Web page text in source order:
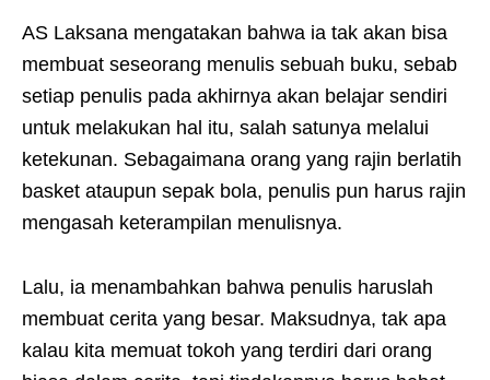
AS Laksana mengatakan bahwa ia tak akan bisa
membuat seseorang menulis sebuah buku, sebab
setiap penulis pada akhirnya akan belajar sendiri
untuk melakukan hal itu, salah satunya melalui
ketekunan. Sebagaimana orang yang rajin berlatih
basket ataupun sepak bola, penulis pun harus rajin
mengasah keterampilan menulisnya.
Lalu, ia menambahkan bahwa penulis haruslah
membuat cerita yang besar. Maksudnya, tak apa
kalau kita memuat tokoh yang terdiri dari orang